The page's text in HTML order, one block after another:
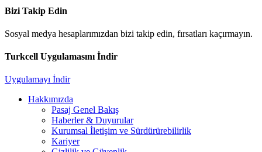
Bizi Takip Edin
Sosyal medya hesaplarımızdan bizi takip edin, fırsatları kaçırmayın.
Turkcell Uygulamasını İndir
Uygulamayı İndir
Hakkımızda
Pasaj Genel Bakış
Haberler & Duyurular
Kurumsal İletişim ve Sürdürürebilirlik
Kariyer